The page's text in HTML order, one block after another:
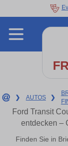
❯ AUTOS ❯
Ford Transit
entdecken –
Finden Sie in